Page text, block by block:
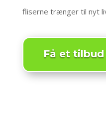
fliserne trænger til nyt
Få et